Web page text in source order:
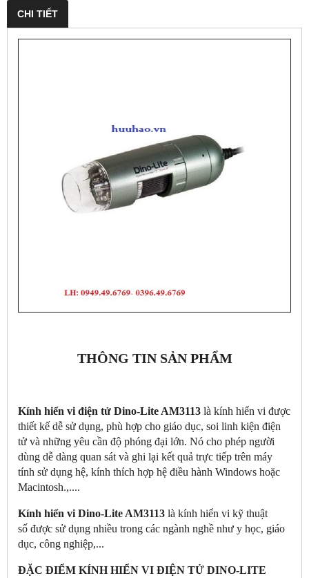
CHI TIẾT
THÔNG TIN SẢN PHẨM
Kính hiển vi điện tử Dino-Lite AM3113 là kính hiển vi được
thiết kế dễ sử dụng, phù hợp cho giáo dục, soi linh kiện điện
tử và những yêu cần độ phóng đại lớn. Nó cho phép người
dùng dễ dàng quan sát và ghi lại kết quả trực tiếp trên máy
tính sử dụng hệ, kính thích hợp hệ điều hành Windows hoặc
Macintosh.,....
Kính hiển vi Dino-Lite AM3113 là kính hiển vi kỹ thuật
số được sử dụng nhiều trong các ngành nghề như y học, giáo
dục, công nghiệp,...
ĐẶC ĐIỂM KÍNH HIỂN VI ĐIỆN TỬ DINO-LITE